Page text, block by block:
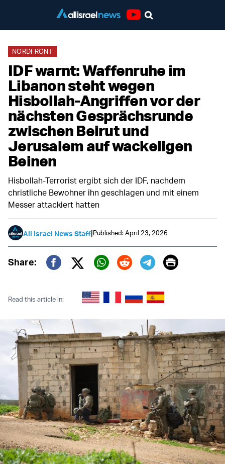
NORDFRONT
IDF warnt: Waffenruhe im
Libanon steht wegen
Hisbollah-Angriffen vor der
nächsten Gesprächsrunde
zwischen Beirut und
Jerusalem auf wackeligen
Beinen
Hisbollah-Terrorist ergibt sich der IDF, nachdem
christliche Bewohner ihn geschlagen und mit einem
Messer attackiert hatten
All Israel News Staff|Published: April 23, 2026
Share:
Twitter (X)
Print
Read this article in: